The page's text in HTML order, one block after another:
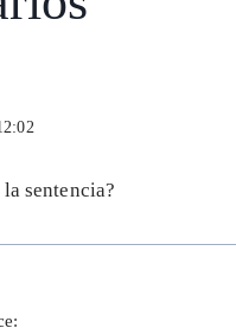
sentencia?